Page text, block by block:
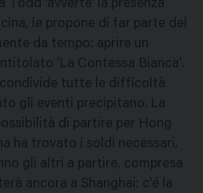
Todd 'avverte' la presenza
le propone di far parte del
da tempo: aprire un
'La Contessa Bianca'.
tutte le difficoltà
gli eventi precipitano. La
di partire per Hong
ha trovato i soldi necessari,
gli altri a partire, compresa
ancora a Shanghai: c'é la